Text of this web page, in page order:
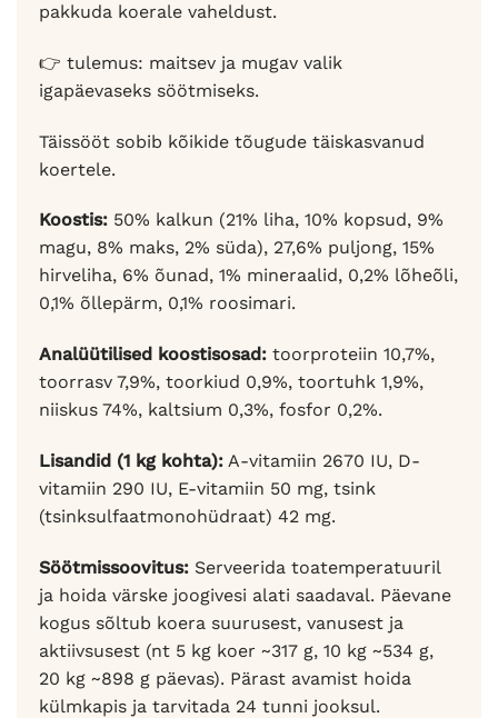
pakkuda koerale vaheldust.
👉 tulemus: maitsev ja mugav valik
igapäevaseks söötmiseks.
Täissööt sobib kõikide tõugude täiskasvanud
koertele.
Koostis: 50% kalkun (21% liha, 10% kopsud, 9%
magu, 8% maks, 2% süda), 27,6% puljong, 15%
hirveliha, 6% õunad, 1% mineraalid, 0,2% lõheõli,
0,1% õllepärm, 0,1% roosimari.
Analüütilised koostisosad: toorproteiin 10,7%,
toorrasv 7,9%, toorkiud 0,9%, toortuhk 1,9%,
niiskus 74%, kaltsium 0,3%, fosfor 0,2%.
Lisandid (1 kg kohta): A-vitamiin 2670 IU, D-
vitamiin 290 IU, E-vitamiin 50 mg, tsink
(tsinksulfaatmonohüdraat) 42 mg.
Söötmissoovitus: Serveerida toatemperatuuril
ja hoida värske joogivesi alati saadaval. Päevane
kogus sõltub koera suurusest, vanusest ja
aktiivsusest (nt 5 kg koer ~317 g, 10 kg ~534 g,
20 kg ~898 g päevas). Pärast avamist hoida
külmkapis ja tarvitada 24 tunni jooksul.